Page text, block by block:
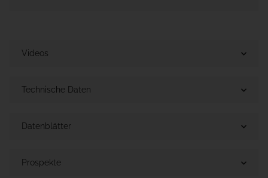
Videos
Technische Daten
Datenblätter
Prospekte